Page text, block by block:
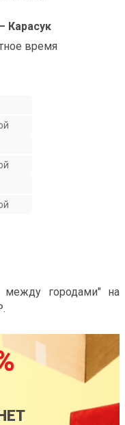
Карасук
время
между городами" на